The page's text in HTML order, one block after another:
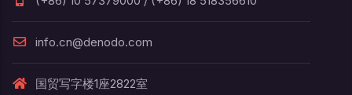
info.cn@denodo.com
国贸写字楼1座2822室